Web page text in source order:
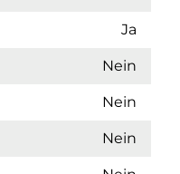
Ja
Nein
Nein
Nein